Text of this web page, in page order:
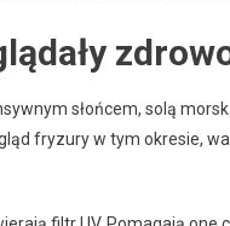
słońcem, solą
fryzury w tym okresie,